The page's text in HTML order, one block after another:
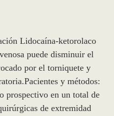
Lidocaína-ketorolaco
puede disminuir el
por el torniquete y
y métodos:
prospectivo en un total de
de extremidad